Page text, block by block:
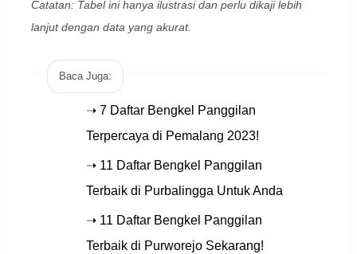
Catatan: Tabel ini hanya ilustrasi dan perlu dikaji lebih
lanjut dengan data yang akurat.
Baca Juga:
➝ 7 Daftar Bengkel Panggilan
Terpercaya di Pemalang 2023!
➝ 11 Daftar Bengkel Panggilan
Terbaik di Purbalingga Untuk Anda
➝ 11 Daftar Bengkel Panggilan
Terbaik di Purworejo Sekarang!